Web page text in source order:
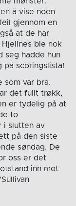
å vise noen
gjennom en
at de har
ble nok
seg hadde hun
på scoringslista!
som var bra.
det fullt trøkk,
er tydelig på at
to
i slutten av
på den siste
søndag. De
oss er det
inn mot